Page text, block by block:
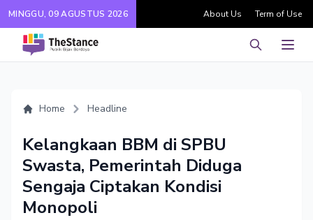
MINGGU, 09 AGUSTUS 2026 About Us Term of Use
Pencarian
Home Headline
Kelangkaan BBM di SPBU
Swasta, Pemerintah Diduga
Sengaja Ciptakan Kondisi
Monopoli